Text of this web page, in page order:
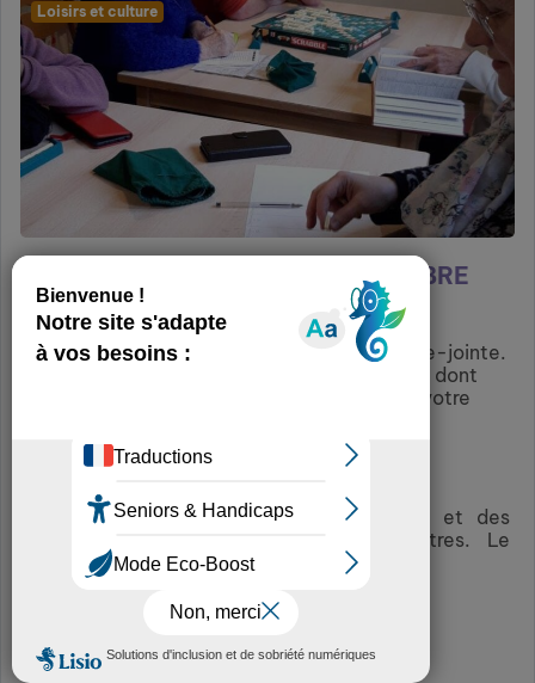
Loisirs et culture
JEUX DE MÉMOIRE SCRABBLE LIBRE
SEVRAN-SÉNIORS
Voir guide des animations séniors en pièce-jointe.
Pour tous renseignements complémentaires dont
vous pourriez avoir besoin, nous sommes à votre
93270 sevran
Jouer entraîne une stimulation cérébrale et des
échanges favorisant l'ouverture aux autres. Le
scrabble permet : de cultiver la...